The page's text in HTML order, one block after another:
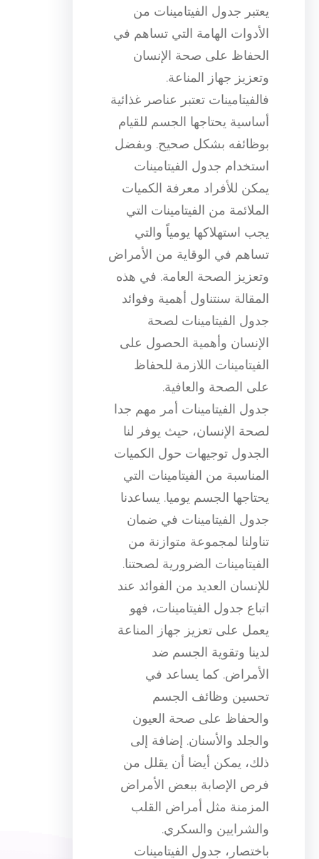
يعتبر جدول الفيتامينات من
الأدوات الهامة التي تساهم في
الحفاظ على صحة الإنسان
وتعزيز جهاز المناعة.
فالفيتامينات تعتبر عناصر غذائية
أساسية يحتاجها الجسم للقيام
بوظائفه بشكل صحيح. وبفضل
استخدام جدول الفيتامينات
يمكن للأفراد معرفة الكميات
الملائمة من الفيتامينات التي
يجب استهلاكها يومياً والتي
تساهم في الوقاية من الأمراض
وتعزيز الصحة العامة. في هذه
المقالة سنتناول أهمية وفوائد
جدول الفيتامينات لصحة
الإنسان وأهمية الحصول على
الفيتامينات اللازمة للحفاظ
على الصحة والعافية.
جدول الفيتامينات أمر مهم جدا
لصحة الإنسان، حيث يوفر لنا
الجدول توجيهات حول الكميات
المناسبة من الفيتامينات التي
يحتاجها الجسم يوميا. يساعدنا
جدول الفيتامينات في ضمان
تناولنا لمجموعة متوازنة من
الفيتامينات الضرورية لصحتنا.
للإنسان العديد من الفوائد عند
اتباع جدول الفيتامينات، فهو
يعمل على تعزيز جهاز المناعة
لدينا وتقوية الجسم ضد
الأمراض. كما يساعد في
تحسين وظائف الجسم
والحفاظ على صحة العيون
والجلد والأسنان. إضافة إلى
ذلك، يمكن أيضا أن يقلل من
فرص الإصابة ببعض الأمراض
المزمنة مثل أمراض القلب
والشرايين والسكري.
باختصار، جدول الفيتامينات